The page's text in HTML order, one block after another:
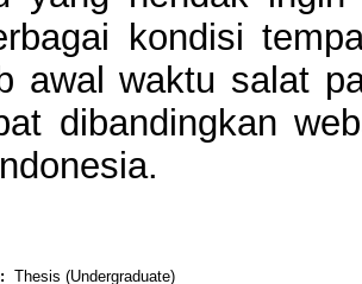
kondisi
awal waktu salat
dibandingkan
Thesis (Undergraduate)